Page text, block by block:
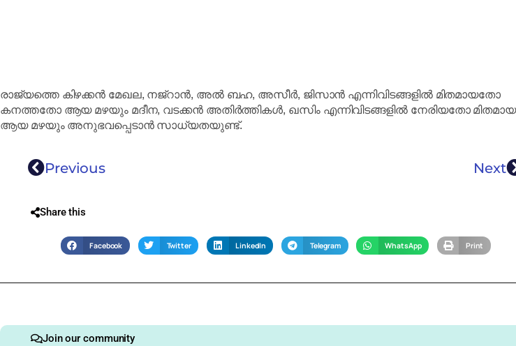
രാജ്യത്തെ കിഴക്കൻ മേഖല, നജ്റാൻ, അൽ ബഹ, അസീർ, ജിസാൻ എന്നിവിടങ്ങളിൽ മിതമായതോ
കനത്തതോ ആയ മഴയും മദീന, വടക്കൻ അതിർത്തികൾ, ഖസിം എന്നിവിടങ്ങളിൽ നേരിയതോ
ആയ മഴയും അനുഭവപ്പെടാൻ സാധ്യതയുണ്ട്.
Previous Next
Share this
Facebook Twitter LinkedIn Telegram WhatsApp Print
Join our community